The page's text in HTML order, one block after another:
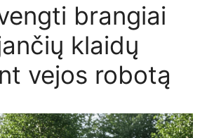
brangiai
klaidų
vejos robotą